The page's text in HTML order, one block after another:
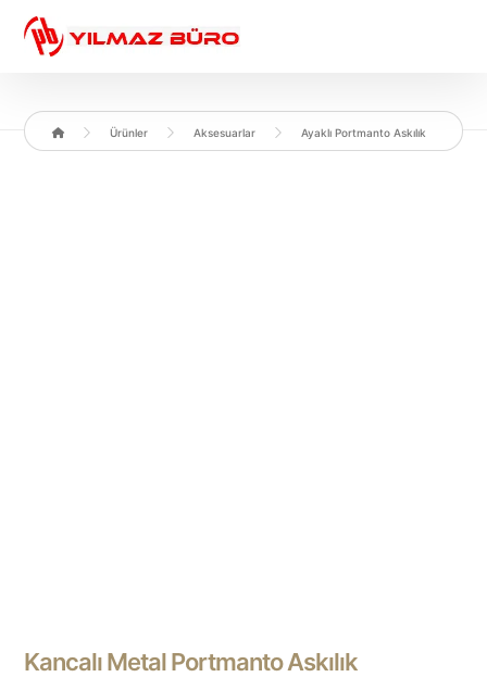
Ürünler Aksesuarlar Ayaklı Portmanto Askılık
Kancalı Metal Portmanto Askılık